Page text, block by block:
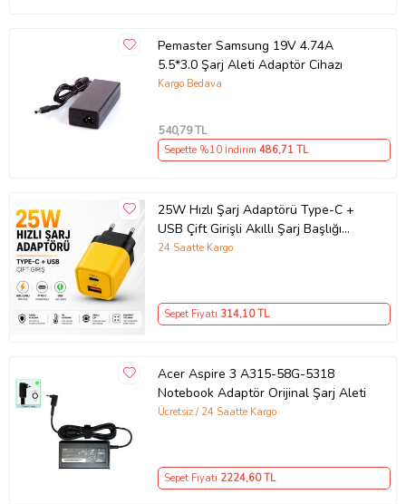
Pemaster Samsung 19V 4.74A
5.5*3.0 Şarj Aleti Adaptör Cihazı
Kargo Bedava
540,79 TL
Sepette %10 İndirim 486,71 TL
25W Hızlı Şarj Adaptörü Type-C +
USB Çift Girişli Akıllı Şarj Başlığı
Kompakt Tasarım
24 Saatte Kargo
Sepet Fiyatı 314,10 TL
Acer Aspire 3 A315-58G-5318
Notebook Adaptör Orijinal Şarj Aleti
Ücretsiz / 24 Saatte Kargo
Sepet Fiyatı 2224,60 TL